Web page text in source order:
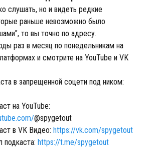
слушать, но и видеть редкие
раньше невозможно было
то вы точно по адресу.
раз в месяц по понедельникам на
и смотрите на YouTube и VK
в запрещенной соцети под ником:
на YouTube:
@spygetout
в VK Видео: https://vk.com/spygetout
подкаста: https://t.me/spygetout